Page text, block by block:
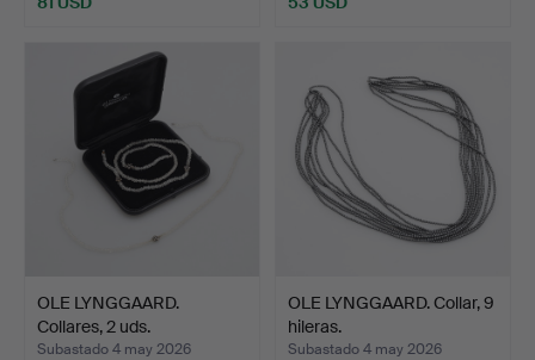
OLE LYNGGAARD.
Collares, 2 uds.
Subastado 4 may 2026
OLE LYNGGAARD. Collar, 9
hileras.
Subastado 4 may 2026